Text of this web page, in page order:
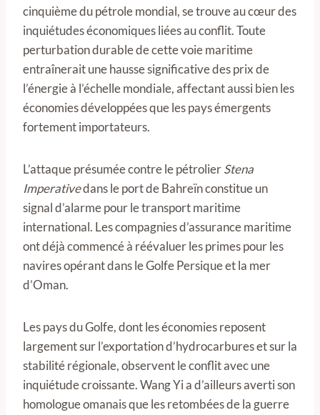
cinquième du pétrole mondial, se trouve au cœur des
inquiétudes économiques liées au conflit. Toute
perturbation durable de cette voie maritime
entraînerait une hausse significative des prix de
l’énergie à l’échelle mondiale, affectant aussi bien les
économies développées que les pays émergents
fortement importateurs.
L’attaque présumée contre le pétrolierStena
Imperativedans le port de Bahreïn constitue un
signal d’alarme pour le transport maritime
international. Les compagnies d’assurance maritime
ont déjà commencé à réévaluer les primes pour les
navires opérant dans le Golfe Persique et la mer
d’Oman.
Les pays du Golfe, dont les économies reposent
largement sur l’exportation d’hydrocarbures et sur la
stabilité régionale, observent le conflit avec une
inquiétude croissante. Wang Yi a d’ailleurs averti son
homologue omanais que les retombées de la guerre